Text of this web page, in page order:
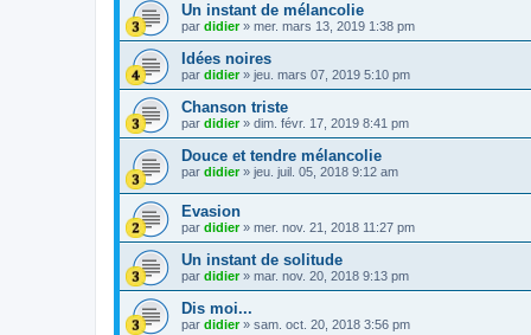
Un instant de mélancolie
par didier» mer. mars 13, 2019 1:38 pm
Idées noires
par didier» jeu. mars 07, 2019 5:10 pm
Chanson triste
par didier» dim. févr. 17, 2019 8:41 pm
Douce et tendre mélancolie
par didier» jeu. juil. 05, 2018 9:12 am
Evasion
par didier» mer. nov. 21, 2018 11:27 pm
Un instant de solitude
par didier» mar. nov. 20, 2018 9:13 pm
Dis moi...
par didier» sam. oct. 20, 2018 3:56 pm